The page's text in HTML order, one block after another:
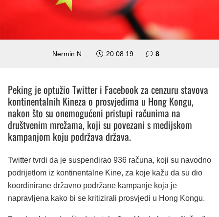
Nermin N. 20.08.19 8komentara
Peking je optužio Twitter i Facebook za cenzuru stavova
kontinentalnih Kineza o prosvjedima u Hong Kongu,
nakon što su onemogućeni pristupi računima na
društvenim mrežama, koji su povezani s medijskom
kampanjom koju podržava država.
Twitter tvrdi da je suspendirao 936 računa, koji su navodno
podrijetlom iz kontinentalne Kine, za koje kažu da su dio
koordinirane državno podržane kampanje koja je
napravljena kako bi se kritizirali prosvjedi u Hong Kongu.